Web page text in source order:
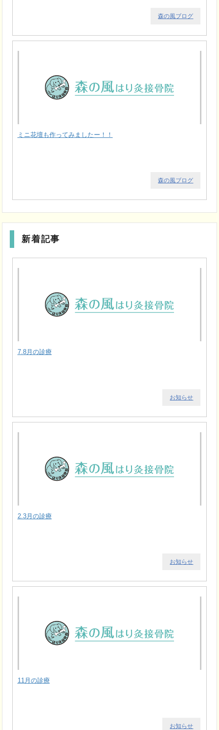
森の風ブログ
ミニ花壇も作ってみましたー！！
森の風ブログ
新着記事
7.8月の診療
お知らせ
2.3月の診療
お知らせ
11月の診療
お知らせ